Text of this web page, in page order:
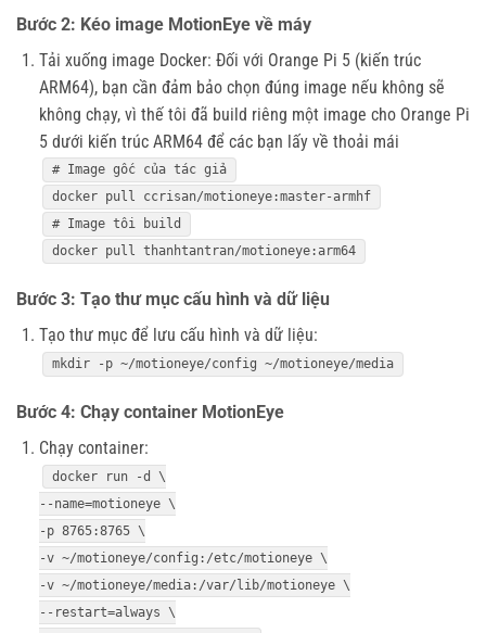
Bước 2: Kéo image MotionEye về máy
Tải xuống image Docker: Đối với Orange Pi 5 (kiến trúc
ARM64), bạn cần đảm bảo chọn đúng image nếu không sẽ
không chạy, vì thế tôi đã build riêng một image cho Orange Pi
5 dưới kiến trúc ARM64 để các bạn lấy về thoải mái
# Image gốc của tác giả
docker pull ccrisan/motioneye:master-armhf
# Image tôi build
docker pull thanhtantran/motioneye:arm64
Bước 3: Tạo thư mục cấu hình và dữ liệu
Tạo thư mục để lưu cấu hình và dữ liệu:
mkdir-p ~/motioneye/config ~/motioneye/media
Bước 4: Chạy container MotionEye
Chạy container:
docker run -d \
--name=motioneye \
-p 8765:8765 \
-v ~/motioneye/config:/etc/motioneye \
-v ~/motioneye/media:/var/lib/motioneye \
--restart=always \